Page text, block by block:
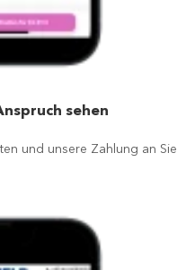
sehen
und unsere Zahlung an Sie